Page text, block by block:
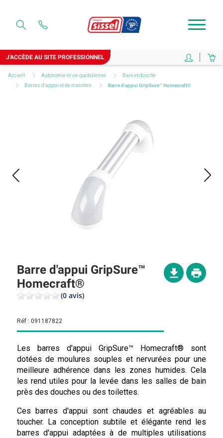
J'ACCÈDE AU SITE PROFESSIONNEL
Accueil Autonomie et vie quotidienne
Bain et douche
Barres d'appui et de maintien
Barre d'appui GripSure™ Homecraft®
Barre d'appui GripSure™
Homecraft®
(0 avis)
Réf : 091187822
Les barres d'appui GripSure™ Homecraft® sont
dotées de moulures souples et nervurées pour une
meilleure adhérence dans les zones humides. Cela
les rend utiles pour la levée dans les salles de bain
près des douches ou des toilettes.
Ces barres d'appui sont chaudes et agréables au
toucher. La conception subtile et élégante rend les
barres d'appui adaptées à de multiples utilisations